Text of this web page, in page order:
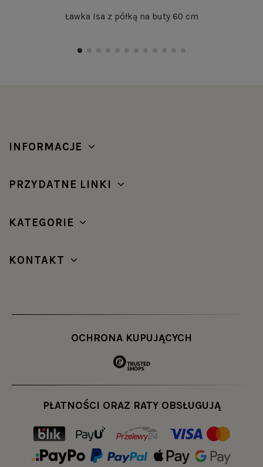
Ławka Isa z półką na buty 60 cm
INFORMACJE
PRZYDATNE LINKI
KATEGORIE
KONTAKT
OCHRONA KUPUJĄCYCH
PŁATNOŚCI ORAZ RATY OBSŁUGUJĄ